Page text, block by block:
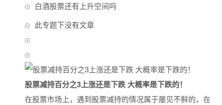
白酒股票还有上升空间吗
此专题下没有文章
股票减持百分之3上涨还是下跌 大概率是下跌的！
在股票市场上，遇到股票减持的情况属于屡见不鲜的，在